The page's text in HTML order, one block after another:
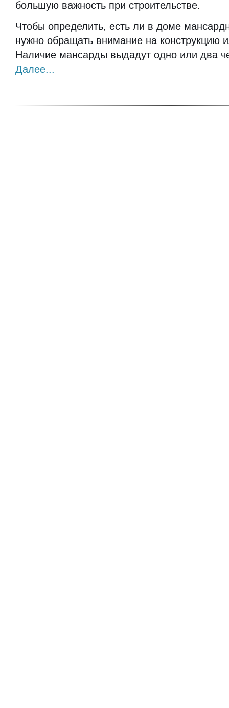
большую важность при строительстве.
Чтобы определить, есть ли в доме
нужно обращать внимание на
Наличие мансарды выдадут одно или два
Далее...